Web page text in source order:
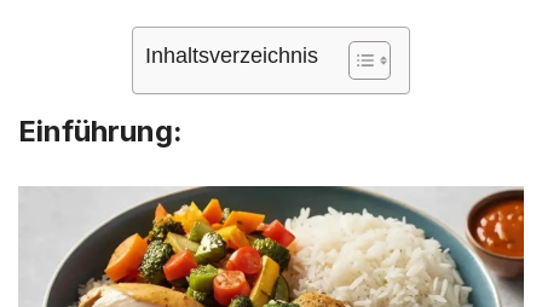
Inhaltsverzeichnis
Einführung: